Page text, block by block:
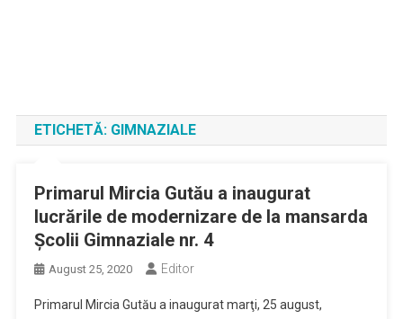
ETICHETĂ: GIMNAZIALE
Primarul Mircia Gutău a inaugurat
lucrările de modernizare de la mansarda
Şcolii Gimnaziale nr. 4
August 25, 2020 Editor
Primarul Mircia Gutău a inaugurat marţi, 25 august,